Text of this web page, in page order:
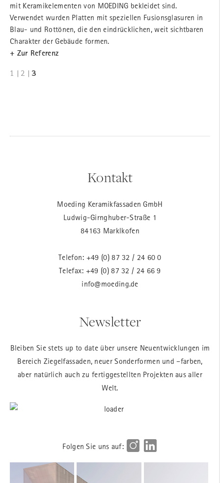
mit Keramikelementen von MOEDING bekleidet sind.
Verwendet wurden Platten mit speziellen Fusionsglasuren in
Blau- und Rottönen, die den eindrücklichen, weit sichtbaren
Charakter der Gebäude formen.
+ Zur Referenz
1 | 2 | 3
Kontakt
Moeding Keramikfassaden GmbH
Ludwig-Girnghuber-Straße 1
84163 Marklkofen
Telefon: +49 (0) 87 32 / 24 60 0
Telefax: +49 (0) 87 32 / 24 66 9
info@moeding.de
Newsletter
Bleiben Sie stets up to date über unsere Neuentwicklungen im
Bereich Ziegelfassaden, neuer Sonderformen und –farben,
aber natürlich auch zu fertiggestellten Projekten aus aller
Welt.
Folgen Sie uns auf: